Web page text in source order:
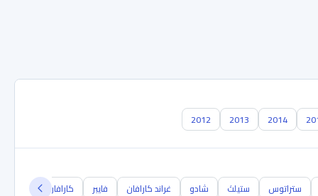
2014
2013
2012
ستراتوس ستيلث شادو غراند كارافان فايبر كارافان